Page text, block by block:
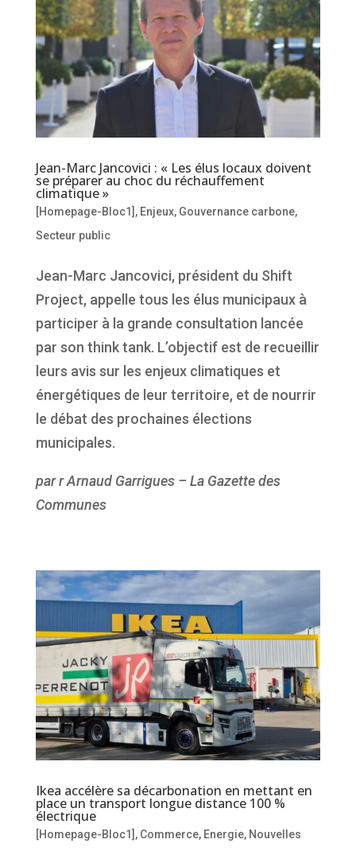
Jean-Marc Jancovici : « Les élus locaux doivent
se préparer au choc du réchauffement
climatique »
[Homepage-Bloc1] , Enjeux, Gouvernance carbone,
Secteur public
Jean-Marc Jancovici, président du Shift
Project, appelle tous les élus municipaux à
participer à la grande consultation lancée
par son think tank. L’objectif est de recueillir
leurs avis sur les enjeux climatiques et
énergétiques de leur territoire, et de nourrir
le débat des prochaines élections
municipales.
par r Arnaud Garrigues – La Gazette des
Communes
Ikea accélère sa décarbonation en mettant en
place un transport longue distance 100 %
électrique
[Homepage-Bloc1] , Commerce, Energie, Nouvelles